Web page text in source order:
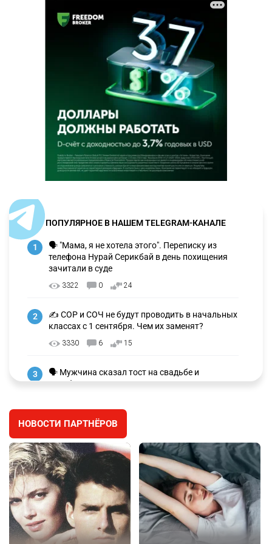
ПОПУЛЯРНОЕ В НАШЕМ TELEGRAM-КАНАЛЕ
1
🗣 "Мама, я не хотела этого". Переписку из
телефона Нурай Серикбай в день похищения
зачитали в суде
3322 0 24
2
✍️ СОР и СОЧ не будут проводить в начальных
классах с 1 сентября. Чем их заменят?
3330 6 15
3
🗣 Мужчина сказал тост на свадьбе и
заработал уголовное дело
🐏 Скота больше, а мясо дороже. Почему в
Казахстане продолжают расти цены на
баранину и конину
2731
5
⚠️ Доброе утро, друзья! Предлагаем обзор
главных новостей за 4 августа
2823 0 1
НОВОСТИ ПАРТНЁРОВ